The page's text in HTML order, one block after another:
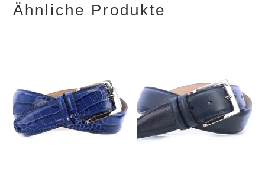
Ähnliche Produkte